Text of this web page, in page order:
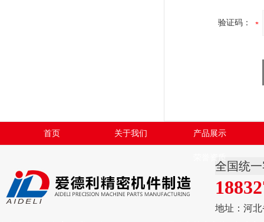
验证码：
首页 关于我们 产品展示
全国统
地址：河